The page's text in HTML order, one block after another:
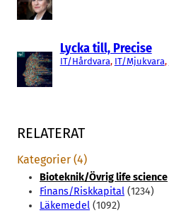
Lycka till, Precise
IT/Hårdvara, IT/Mjukvara,
RELATERAT
Kategorier (4)
Bioteknik/Övrig life science
Finans/Riskkapital (1234)
Läkemedel (1092)